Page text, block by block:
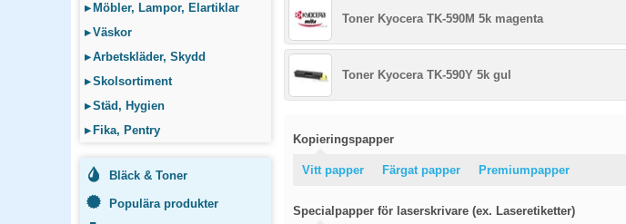
▸ Möbler, Lampor, Elartiklar
▸Väskor
▸Arbetskläder, Skydd
▸Skolsortiment
▸Städ, Hygien
▸ Fika, Pentry
Bläck & Toner
Populära produkter
Toner Kyocera TK-590M 5k magenta
Toner Kyocera TK-590Y 5k gul
Kopieringspapper
Vitt papper Färgat papper Premiumpapper
Specialpapper för laserskrivare (ex. Laseretiketter)